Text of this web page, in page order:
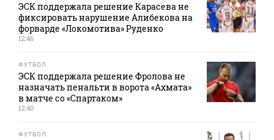
ЭСК поддержала решение Карасева не
фиксировать нарушение Алибекова на
форварде «Локомотива» Руденко
12:46
ФУТБОЛ
ЭСК поддержала решение Фролова не
назначать пенальти в ворота «Ахмата»
в матче со «Спартаком»
12:40
ФУТБОЛ